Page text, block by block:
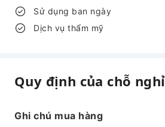
Sử dụng ban ngày
Dịch vụ thẩm mỹ
Quy định của chỗ nghỉ
Ghi chú mua hàng